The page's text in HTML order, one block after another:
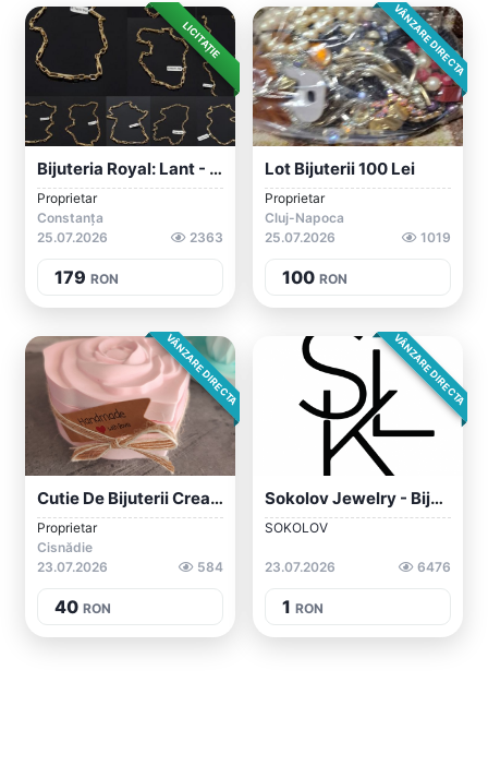
LICITAȚIE
Bijuteria Royal: Lant - Bratara - Inel -...
Proprietar
Constanța
25.07.2026
2363
179 RON
VÂNZARE DIRECTA
Lot Bijuterii 100 Lei
Proprietar
Cluj-Napoca
25.07.2026
1019
100 RON
VÂNZARE DIRECTA
Cutie De Bijuterii Creată Manual
Proprietar
Cisnădie
23.07.2026
584
40 RON
VÂNZARE DIRECTA
Sokolov Jewelry - Bijuterii Din Aur Sau...
SOKOLOV
23.07.2026 6476
1 RON